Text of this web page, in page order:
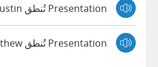
Presentation تُنطق Justin
Presentation تُنطق Matthew